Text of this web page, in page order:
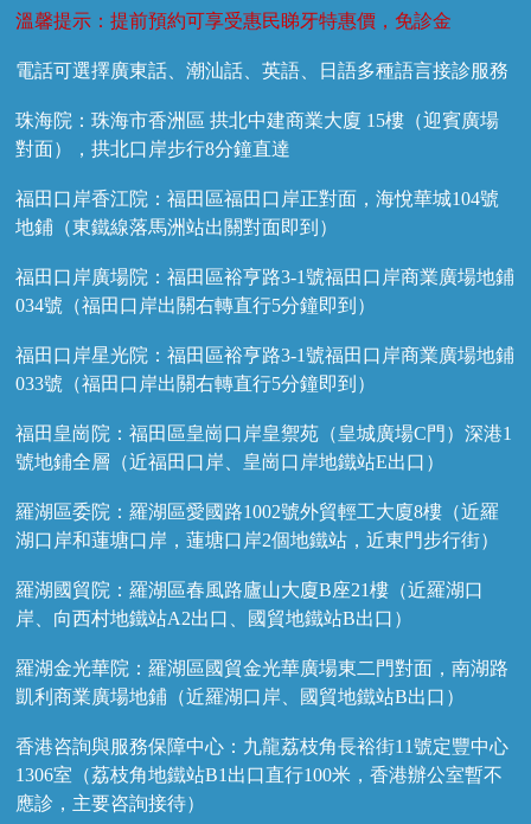
溫馨提示：提前預約可享受惠民睇牙特惠價，免診金
電話可選擇廣東話、潮汕話、英語、日語多種語言接診服務
珠海院：珠海市香洲區 拱北中建商業大廈 15樓（迎賓廣場
對面），拱北口岸步行8分鐘直達
福田口岸香江院：福田區福田口岸正對面，海悅華城104號
地鋪（東鐵線落馬洲站出關對面即到）
福田口岸廣場院：福田區裕亨路3-1號福田口岸商業廣場地鋪
034號（福田口岸出關右轉直行5分鐘即到）
福田口岸星光院：福田區裕亨路3-1號福田口岸商業廣場地鋪
033號（福田口岸出關右轉直行5分鐘即到）
福田皇崗院：福田區皇崗口岸皇禦苑（皇城廣場C門）深港1
號地鋪全層（近福田口岸、皇崗口岸地鐵站E出口）
羅湖區委院：羅湖區愛國路1002號外貿輕工大廈8樓（近羅
湖口岸和蓮塘口岸，蓮塘口岸2個地鐵站，近東門步行街）
羅湖國貿院：羅湖區春風路廬山大廈B座21樓（近羅湖口
岸、向西村地鐵站A2出口、國貿地鐵站B出口）
羅湖金光華院：羅湖區國貿金光華廣場東二門對面，南湖路
凱利商業廣場地鋪（近羅湖口岸、國貿地鐵站B出口）
香港咨詢與服務保障中心：九龍荔枝角長裕街11號定豐中心
1306室（荔枝角地鐵站B1出口直行100米，香港辦公室暫不
應診，主要咨詢接待）